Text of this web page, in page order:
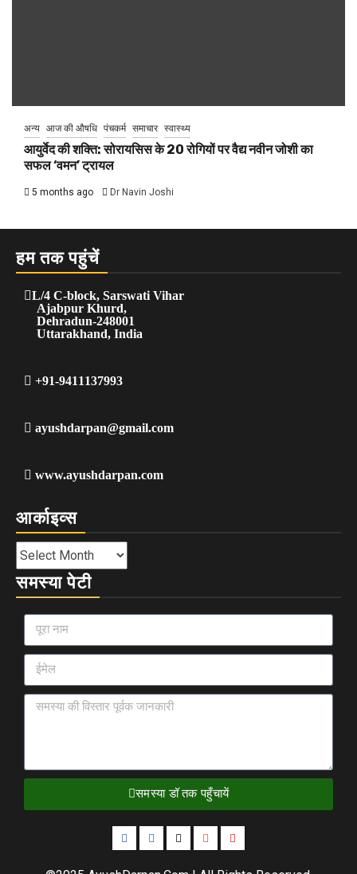
अन्य आज की औषधि पंचकर्म समाचार स्वास्थ्य
आयुर्वेद की शक्ति: सोरायसिस के 20 रोगियों पर वैद्य नवीन जोशी का
सफल ‘वमन’ ट्रायल
5 months ago Dr Navin Joshi
हम तक पहुंचें
L/4 C-block, Sarswati Vihar
Ajabpur Khurd,
Dehradun-248001
Uttarakhand, India
+91-9411137993
ayushdarpan@gmail.com
www.ayushdarpan.com
आर्काइव्स
समस्या पेटी
समस्या डॉ तक पहुँचायें